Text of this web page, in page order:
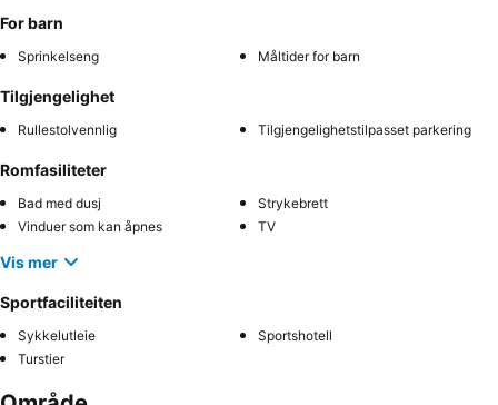
For barn
Sprinkelseng Måltider for barn
Tilgjengelighet
Rullestolvennlig Tilgjengelighetstilpasset parkering
Romfasiliteter
Bad med dusj
Strykebrett
Vinduer som kan åpnes
TV
Vis mer
Sportfaciliteiten
Sykkelutleie
Sportshotell
Turstier